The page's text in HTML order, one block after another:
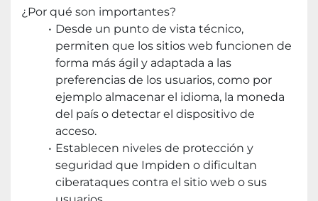
¿Por qué son importantes?
Desde un punto de vista técnico,
permiten que los sitios web funcionen de
forma más ágil y adaptada a las
preferencias de los usuarios, como por
ejemplo almacenar el idioma, la moneda
del país o detectar el dispositivo de
acceso.
Establecen niveles de protección y
seguridad que Impiden o dificultan
ciberataques contra el sitio web o sus